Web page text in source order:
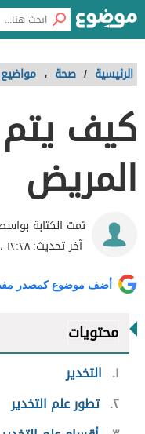
الرئيسية / صحة ،
كيف
المريض
تمت الكتابة
آخر تحديث:١٢:٢٨ ، ٢٤ يوليو ٢٠١٨
أضف موضوع كمصدر
محتويات
١
التخدير
٢ تطور علم التخدير